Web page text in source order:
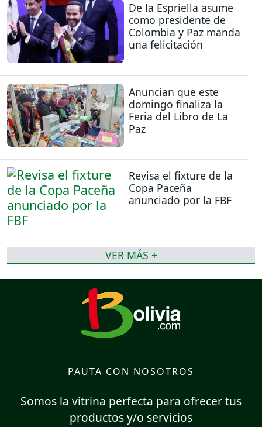
De la Espriella asume
como presidente de
Colombia y Paz manda
una felicitación
Anuncian que este
domingo finaliza la
Feria del Libro de La
Paz
Revisa el fixture de la
Copa Paceña
anunciado por la FBF
VER MÁS +
PAUTA CON NOSOTROS
Somos la vitrina perfecta para ofrecer tus
productos y/o servicios